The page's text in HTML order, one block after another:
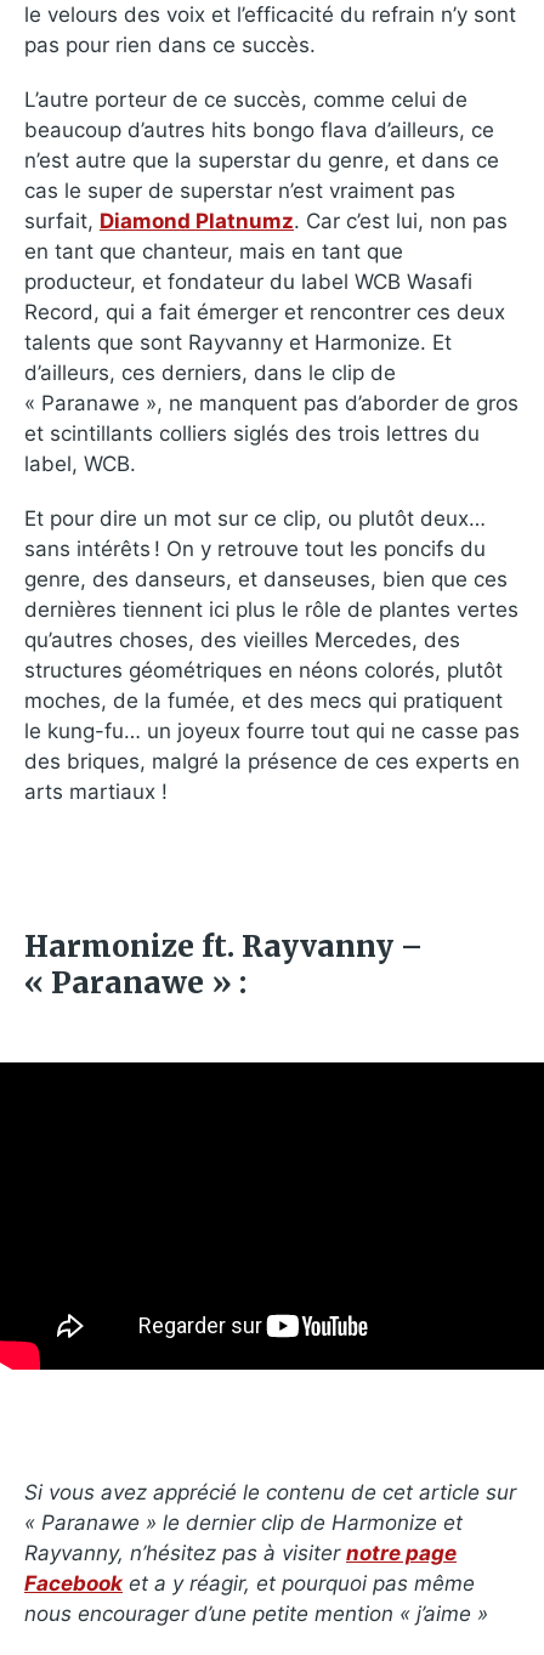
le velours des voix et l’efficacité du refrain n’y sont
pas pour rien dans ce succès.
L’autre porteur de ce succès, comme celui de
beaucoup d’autres hits bongo flava d’ailleurs, ce
n’est autre que la superstar du genre, et dans ce
cas le super de superstar n’est vraiment pas
surfait, Diamond Platnumz. Car c’est lui, non pas
en tant que chanteur, mais en tant que
producteur, et fondateur du label WCB Wasafi
Record, qui a fait émerger et rencontrer ces deux
talents que sont Rayvanny et Harmonize. Et
d’ailleurs, ces derniers, dans le clip de
« Paranawe », ne manquent pas d’aborder de gros
et scintillants colliers siglés des trois lettres du
label, WCB.
Et pour dire un mot sur ce clip, ou plutôt deux…
sans intérêts ! On y retrouve tout les poncifs du
genre, des danseurs, et danseuses, bien que ces
dernières tiennent ici plus le rôle de plantes vertes
qu’autres choses, des vieilles Mercedes, des
structures géométriques en néons colorés, plutôt
moches, de la fumée, et des mecs qui pratiquent
le kung-fu… un joyeux fourre tout qui ne casse pas
des briques, malgré la présence de ces experts en
arts martiaux !
Harmonize ft. Rayvanny –
« Paranawe » :
Si vous avez apprécié le contenu de cet article sur
« Paranawe » le dernier clip de Harmonize et
Rayvanny, n’hésitez pas à visiter notre page
Facebook et a y réagir, et pourquoi pas même
nous encourager d’une petite mention « j’aime »